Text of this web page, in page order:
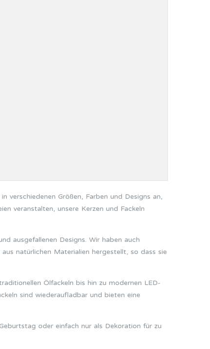
verschiedenen Größen, Farben und Designs an,
veranstalten, unsere Kerzen und Fackeln
ausgefallenen Designs. Wir haben auch
natürlichen Materialien hergestellt, so dass sie
Ölfackeln bis hin zu modernen LED-
sind wiederaufladbar und bieten eine
oder einfach nur als Dekoration für zu